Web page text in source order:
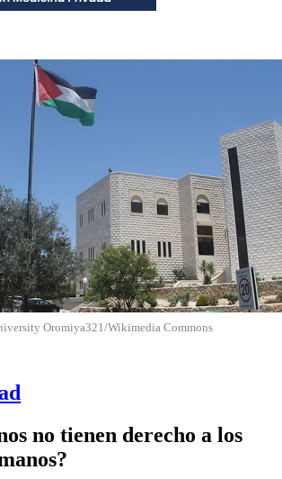
Oromiya321/Wikimedia Commons
no tienen derecho a los